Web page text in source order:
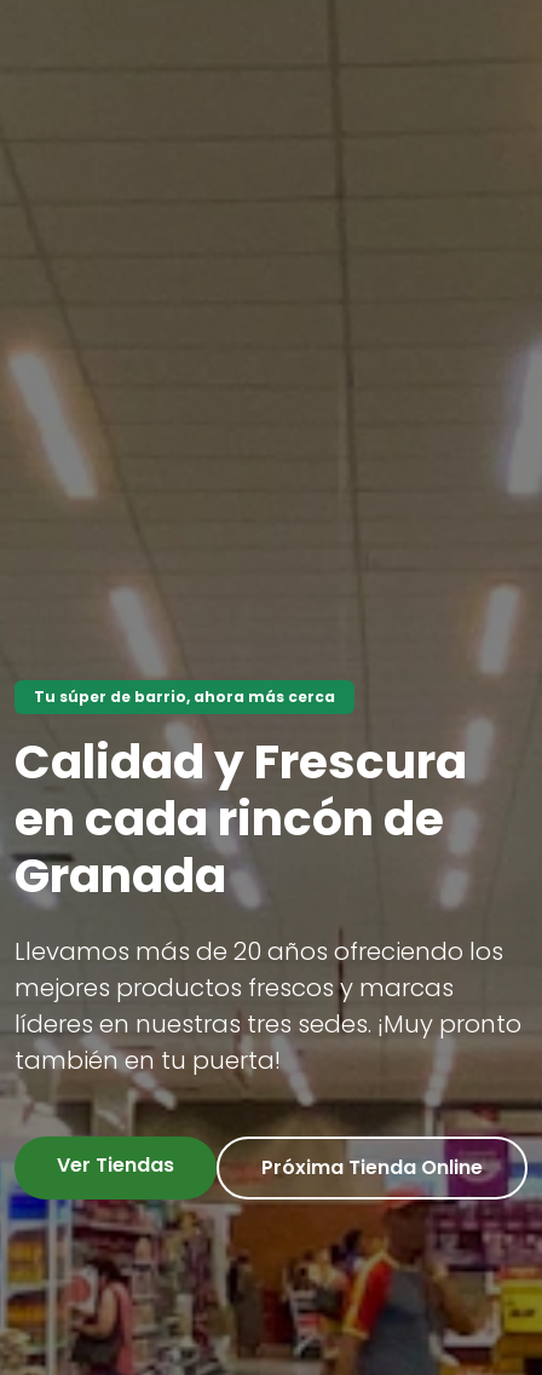
Tu súper de barrio, ahora más cerca
Calidad y Frescura
en cada rincón de
Granada
Llevamos más de 20 años ofreciendo los
mejores productos frescos y marcas
líderes en nuestras tres sedes. ¡Muy pronto
también en tu puerta!
Ver Tiendas Próxima Tienda Online